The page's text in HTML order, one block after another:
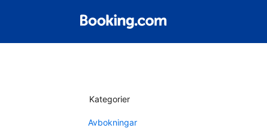
Kategorier
Avbokningar